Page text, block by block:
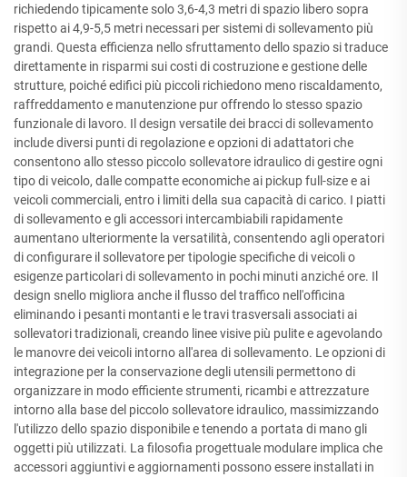
richiedendo tipicamente solo 3,6-4,3 metri di spazio libero sopra
rispetto ai 4,9-5,5 metri necessari per sistemi di sollevamento più
grandi. Questa efficienza nello sfruttamento dello spazio si traduce
direttamente in risparmi sui costi di costruzione e gestione delle
strutture, poiché edifici più piccoli richiedono meno riscaldamento,
raffreddamento e manutenzione pur offrendo lo stesso spazio
funzionale di lavoro. Il design versatile dei bracci di sollevamento
include diversi punti di regolazione e opzioni di adattatori che
consentono allo stesso piccolo sollevatore idraulico di gestire ogni
tipo di veicolo, dalle compatte economiche ai pickup full-size e ai
veicoli commerciali, entro i limiti della sua capacità di carico. I piatti
di sollevamento e gli accessori intercambiabili rapidamente
aumentano ulteriormente la versatilità, consentendo agli operatori
di configurare il sollevatore per tipologie specifiche di veicoli o
esigenze particolari di sollevamento in pochi minuti anziché ore. Il
design snello migliora anche il flusso del traffico nell'officina
eliminando i pesanti montanti e le travi trasversali associati ai
sollevatori tradizionali, creando linee visive più pulite e agevolando
le manovre dei veicoli intorno all'area di sollevamento. Le opzioni di
integrazione per la conservazione degli utensili permettono di
organizzare in modo efficiente strumenti, ricambi e attrezzature
intorno alla base del piccolo sollevatore idraulico, massimizzando
l'utilizzo dello spazio disponibile e tenendo a portata di mano gli
oggetti più utilizzati. La filosofia progettuale modulare implica che
accessori aggiuntivi e aggiornamenti possono essere installati in